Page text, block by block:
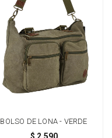
BOLSO DE LONA - VERDE